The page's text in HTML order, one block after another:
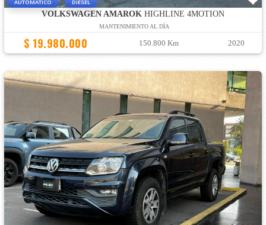
AUTOMATICO DIESEL
VOLKSWAGEN AMAROK HIGHLINE 4MOTION
MANTENIMIENTO AL DÍA
$ 19.980.000 150.800 Km 2020